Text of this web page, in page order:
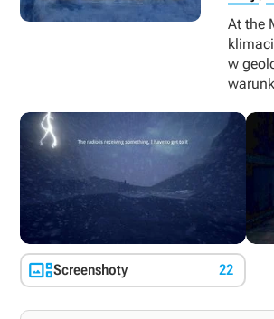
At the
w
Screenshoty 22